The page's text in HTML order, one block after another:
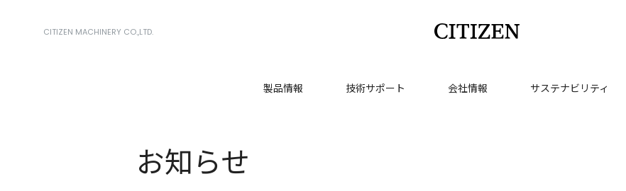
CITIZEN MACHINERY CO.,LTD.
製品情報 技術サポート 会社情報 サステナビリティ
お知らせ